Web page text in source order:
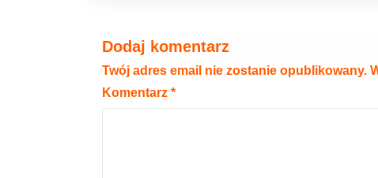
Dodaj komentarz
Twój adres email nie zostanie opublikowany.
Komentarz *